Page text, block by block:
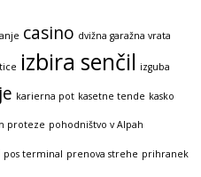
casino dvižna garažna vrata
izbira senčil izguba
karierna pot kasetne tende kasko
proteze pohodništvo v Alpah
pos terminal prenova strehe prihranek